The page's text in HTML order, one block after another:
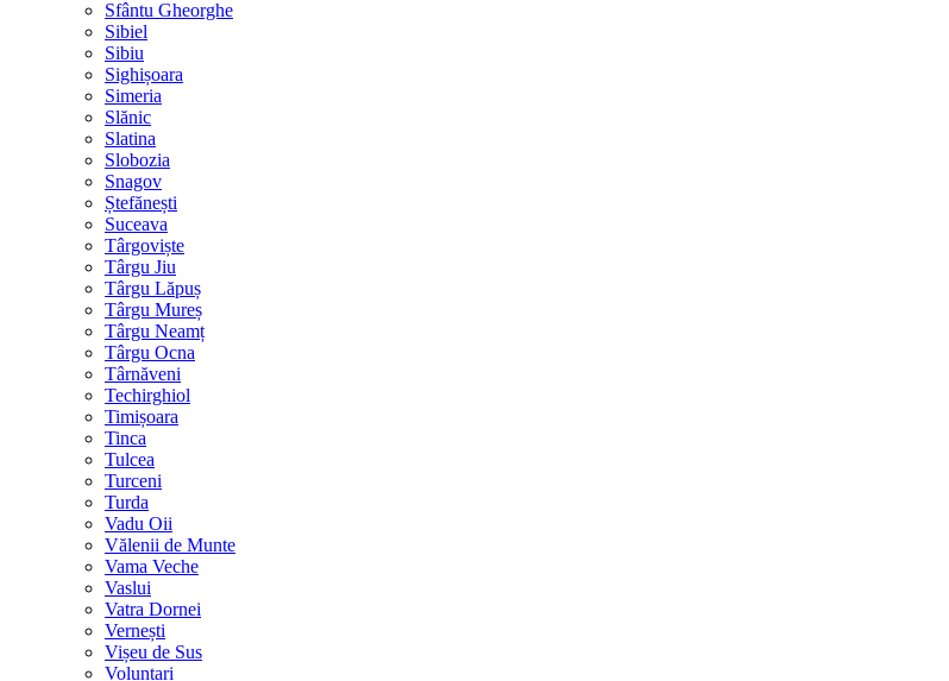
Sfântu Gheorghe
Sibiel
Sibiu
Sighișoara
Simeria
Slănic
Slatina
Slobozia
Snagov
Ștefănești
Suceava
Târgoviște
Târgu Jiu
Târgu Lăpuș
Târgu Mureș
Târgu Neamț
Târgu Ocna
Târnăveni
Techirghiol
Timișoara
Tinca
Tulcea
Turceni
Turda
Vadu Oii
Vălenii de Munte
Vama Veche
Vaslui
Vatra Dornei
Vernești
Vișeu de Sus
Voluntari